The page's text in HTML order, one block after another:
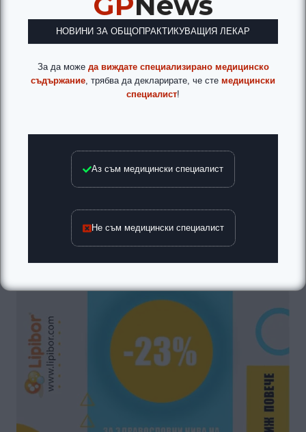
НОВИНИ ЗА ОБЩОПРАКТИКУВАЩИЯ ЛЕКАР
За да може да виждате специализирано медицинско
съдържание, трябва да декларирате, че сте медицински
специалист!
Аз съм медицински специалист
Не съм медицински специалист